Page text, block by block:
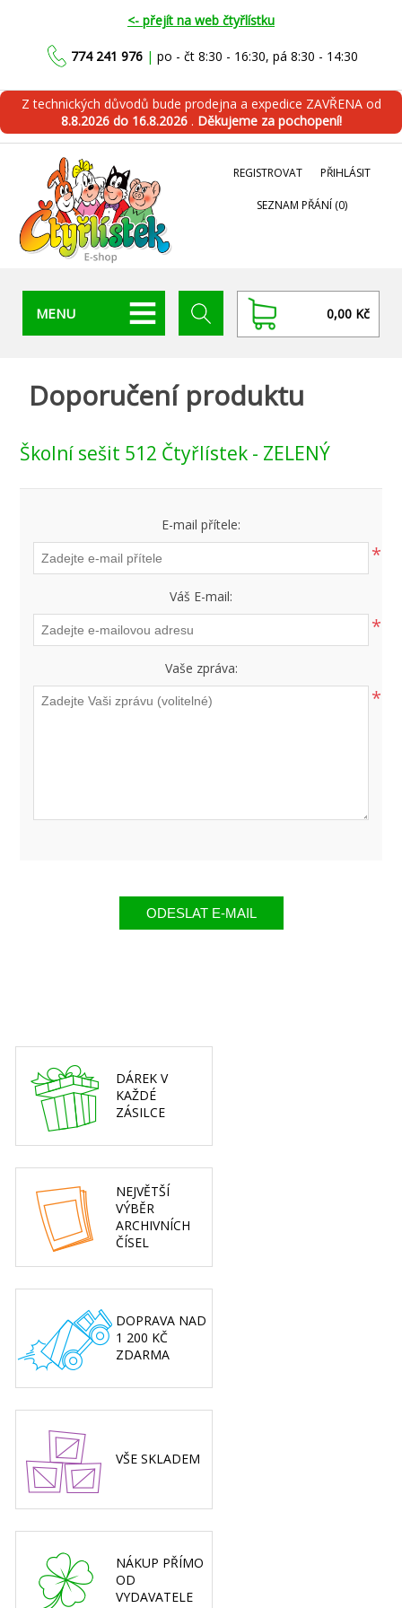
<- přejít na web čtyřlístku
774 241 976 | po - čt 8:30 - 16:30, pá 8:30 - 14:30
Z technických důvodů bude prodejna a expedice ZAVŘENA od
8.8.2026 do 16.8.2026 . Děkujeme za pochopení!
REGISTROVAT PŘIHLÁSIT
SEZNAM PŘÁNÍ (0)
MENU 0,00 Kč
Doporučení produktu
Školní sešit 512 Čtyřlístek - ZELENÝ
E-mail přítele:
*
Váš E-mail:
*
Vaše zpráva:
*
DÁREK V
KAŽDÉ
ZÁSILCE
NEJVĚTŠÍ
VÝBĚR
ARCHIVNÍCH
ČÍSEL
DOPRAVA NAD
1 200 KČ
ZDARMA
VŠE SKLADEM
NÁKUP PŘÍMO
OD
VYDAVATELE